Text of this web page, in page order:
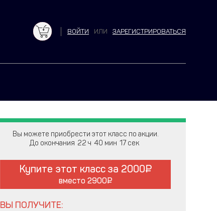
ВОЙТИ ИЛИ ЗАРЕГИСТРИРОВАТЬСЯ
Вы можете приобрести этот класс по акции.
До окончания 22 40 15
Купите этот класс за 2000
вместо 2900
ВЫ ПОЛУЧИТЕ: